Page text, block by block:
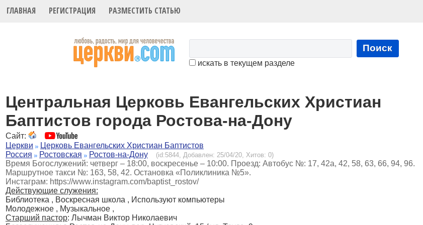
ГЛАВНАЯ РЕГИСТРАЦИЯ РАЗМЕСТИТЬ СТАТЬЮ
Поиск
искать в текущем разделе
Центральная Церковь Евангельских Христиан
Баптистов города Ростова-на-Дону
Сайт:
Церкви
Церковь Евангельских Христиан Баптистов
Россия
Ростовская Ростов-на-Дону (id:5844, Добавлен: 25/04/20, Хитов: 0)
Время Богослужений: четверг – 18:00, воскресенье – 10:00. Проезд: Автобус №: 17, 42а, 42, 58, 63, 66, 94, 96.
Маршрутное такси №: 163, 58, 42. Остановка «Поликлиника №5».
Инстаграм: https://www.instagram.com/baptist_rostov/
Действующие служения:
Библиотека , Воскресная школа , Используют компьютеры
Молодежное , Музыкальное ,
Старший пастор: Лычман Виктор Николаевич